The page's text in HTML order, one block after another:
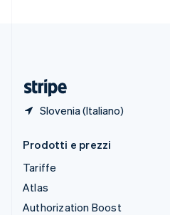
Slovenia (Italiano)
Prodotti e prezzi
Tariffe
Atlas
Authorization Boost